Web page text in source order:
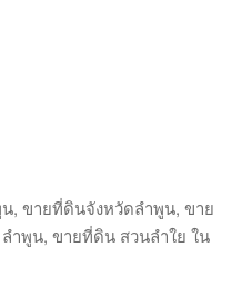
, ขายที่ดินจังหวัดลำพูน, ขาย
ำพูน, ขายที่ดิน สวนลำใย ใน